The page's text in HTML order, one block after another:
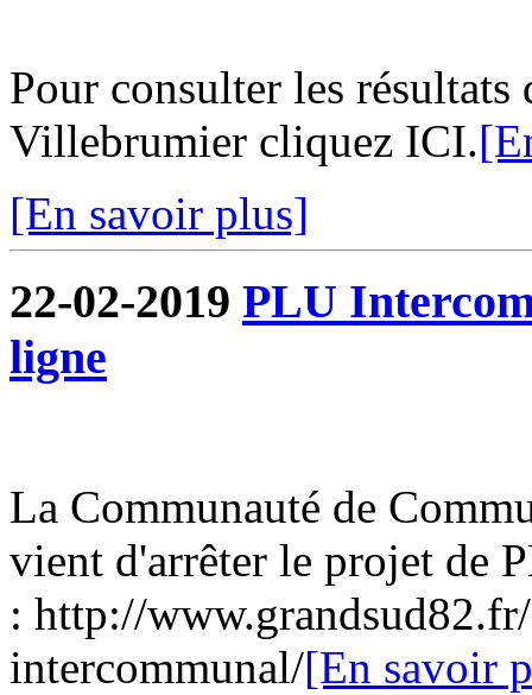
Pour consulter les résultats
Villebrumier cliquez ICI.
[En savoir plus]
22-02-2019 PLU
ligne
La Communauté de
vient d'arrêter le projet de
: http://
intercommunal/[En savoir